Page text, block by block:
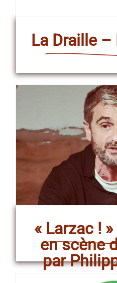
La Draille –
« Larzac !
en scène
par